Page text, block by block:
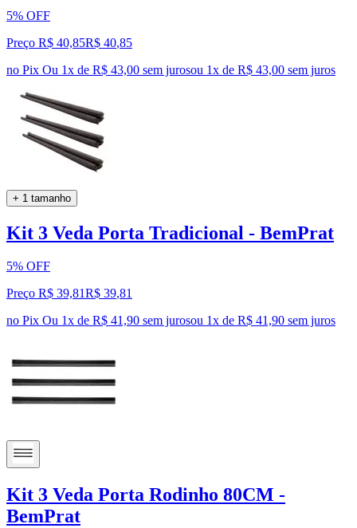
5% OFF
Preço R$ 40,85R$ 40,85
no Pix Ou 1x de R$ 43,00 sem jurosou 1x de R$ 43,00 sem juros
+ 1 tamanho
Kit 3 Veda Porta Tradicional - BemPrat
5% OFF
Preço R$ 39,81R$ 39,81
no Pix Ou 1x de R$ 41,90 sem jurosou 1x de R$ 41,90 sem juros
Kit 3 Veda Porta Rodinho 80CM -
BemPrat